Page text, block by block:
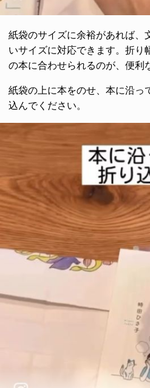
紙袋のサイズに余裕があれば、
いサイズに対応できます。折り
の本に合わせられるのが、便利
紙袋の上に本をのせ、本に沿っ
込んでください。